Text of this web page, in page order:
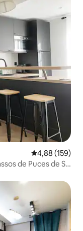
4,88 de uma
4,88 (159)
de Puces de St